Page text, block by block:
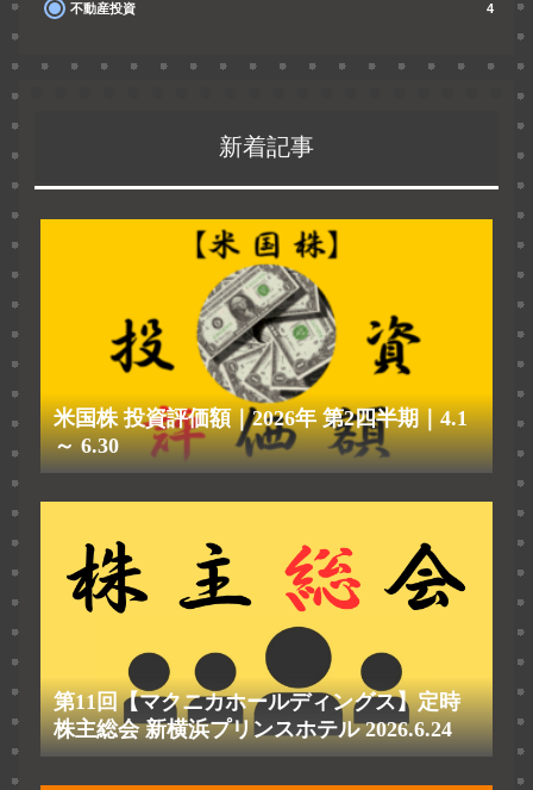
不動産投資 4
新着記事
米国株 投資評価額｜2026年 第2四半期｜4.1
～ 6.30
第11回【マクニカホールディングス】定時
株主総会 新横浜プリンスホテル 2026.6.24